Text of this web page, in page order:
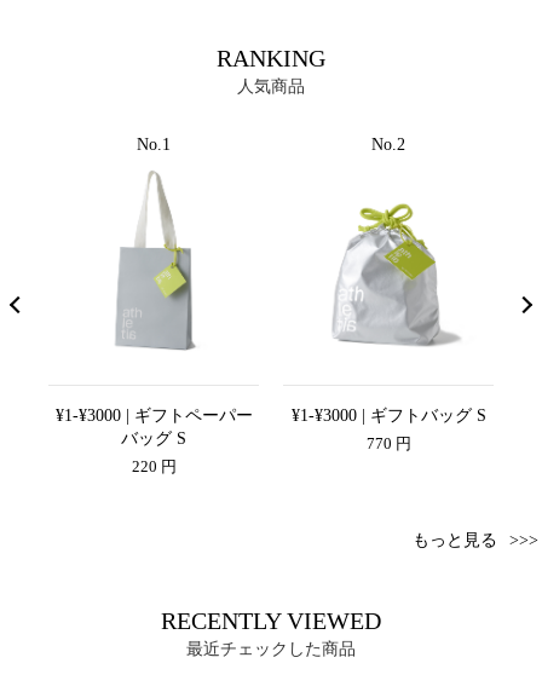
RANKING
人気商品
No.1
¥1-¥3000 | ギフトペーパー
バッグ S
220 円
No.2
¥1-¥3000 | ギフトバッグ S
770 円
もっと見る
RECENTLY VIEWED
最近チェックした商品